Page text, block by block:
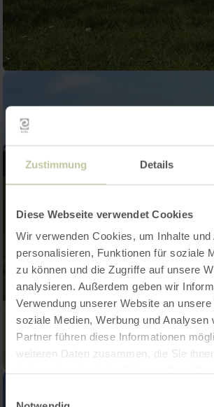
Zustimmung Details
Diese Webseite verwendet Cookies
Wir verwenden Cookies, um Inhalte und
personalisieren, Funktionen für soziale
zu können und die Zugriffe auf unsere
analysieren. Außerdem geben wir
Verwendung unserer Website an
soziale Medien, Werbung und Analysen
Partner führen diese Informationen
weiteren Daten zusammen, die Sie